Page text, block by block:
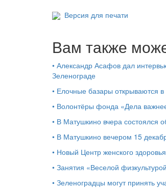
Версия для печати
Вам также
• Александр Асафов дал
Зеленограде
• Елочные базары открываются
• Волонтёры фонда «Дела
• В Матушкино вчера состоялся
• В Матушкино вечером 15
• Новый Центр женского
• Занятия «Веселой
• Зеленоградцы могут принять